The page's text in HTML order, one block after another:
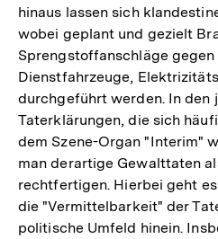
hinaus lassen sich
wobei geplant und gezielt
Sprengstoffanschläge gegen
Dienstfahrzeuge,
durchgeführt werden. In den
Taterklärungen, die sich
dem Szene-Organ "Interim"
man derartige Gewalttaten
rechtfertigen. Hierbei geht
die "Vermittelbarkeit" der
politische Umfeld hinein.